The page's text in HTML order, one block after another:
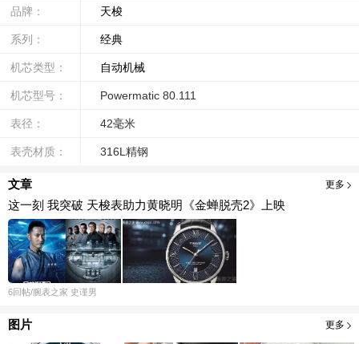
品牌： 天梭
系列： 经典
机芯类型： 自动机械
机芯型号： Powermatic 80.111
表径： 42毫米
表壳材质： 316L精钢
文章 更多
这一刻 我突破 天梭表助力黄晓明《金蝉脱壳2》上映
6回帖/腕表之家 史谨男
图片 更多